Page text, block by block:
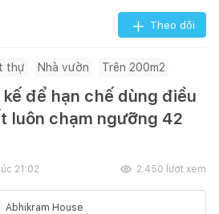
Theo dõi
thự Nhà vườn Trên 200m2
để hạn chế dùng điều
luôn chạm ngưỡng 42
21:02 2.450 lượt xem
Abhikram House